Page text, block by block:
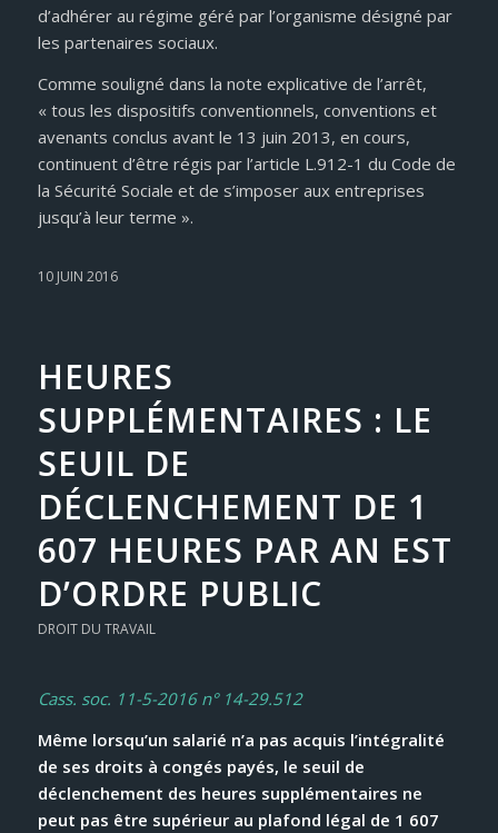
d’adhérer au régime géré par l’organisme désigné par
les partenaires sociaux.
Comme souligné dans la note explicative de l’arrêt,
« tous les dispositifs conventionnels, conventions et
avenants conclus avant le 13 juin 2013, en cours,
continuent d’être régis par l’article L.912-1 du Code de
la Sécurité Sociale et de s’imposer aux entreprises
jusqu’à leur terme ».
10 JUIN 2016
HEURES
SUPPLÉMENTAIRES : LE
SEUIL DE
DÉCLENCHEMENT DE 1
607 HEURES PAR AN EST
D’ORDRE PUBLIC
DROIT DU TRAVAIL
Cass. soc. 11-5-2016 n° 14-29.512
Même lorsqu’un salarié n’a pas acquis l’intégralité
de ses droits à congés payés, le seuil de
déclenchement des heures supplémentaires ne
peut pas être supérieur au plafond légal de 1 607